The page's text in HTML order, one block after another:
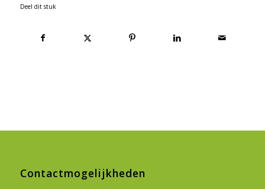
Deel dit stuk
Contactmogelijkheden